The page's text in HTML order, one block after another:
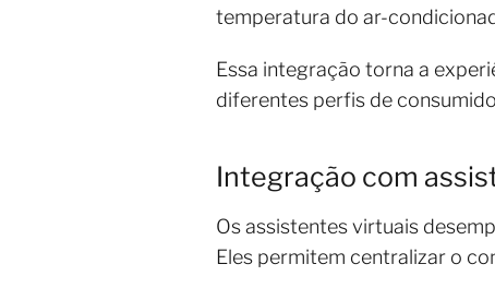
temperatura do ar-
Essa integração torna a
diferentes perfis de
Integração com
Os assistentes virtuais
Eles permitem centralizar o